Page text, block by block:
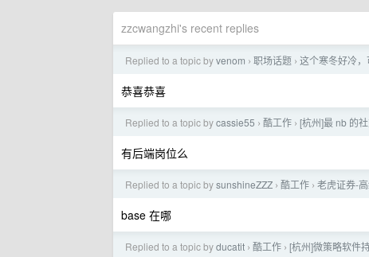
zzcwangzhi's recent replies
Replied to a topic byvenom › 职场话题 › 这个寒冬好冷，
恭喜恭喜
Replied to a topic bycassie55 › 酷工作 › [杭州]最 nb 的
有后端岗位么
Replied to a topic bysunshineZZZ › 酷工作 › 老虎证券-
base 在哪
Replied to a topic byducatit › 酷工作 › [杭州]微策略软件